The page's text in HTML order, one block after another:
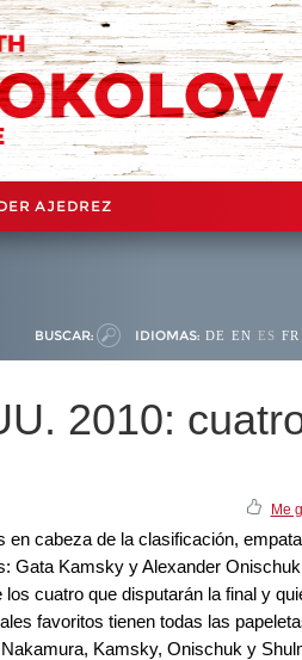
AJEDREZ
BUSCAR: IDIOMAS: DE EN ES FR
2010:
Me
cabeza de la clasificación,
Gata Kamsky y Alexander
cuatro que disputarán la final y
favoritos tienen todas las
Kamsky, Onischuk y